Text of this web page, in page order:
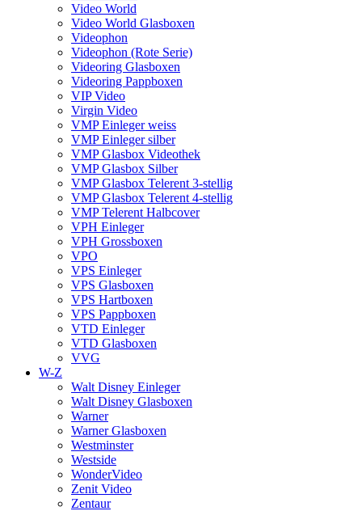
Video World
Video World Glasboxen
Videophon
Videophon (Rote Serie)
Videoring Glasboxen
Videoring Pappboxen
VIP Video
Virgin Video
VMP Einleger weiss
VMP Einleger silber
VMP Glasbox Videothek
VMP Glasbox Silber
VMP Glasbox Telerent 3-stellig
VMP Glasbox Telerent 4-stellig
VMP Telerent Halbcover
VPH Einleger
VPH Grossboxen
VPO
VPS Einleger
VPS Glasboxen
VPS Hartboxen
VPS Pappboxen
VTD Einleger
VTD Glasboxen
VVG
W-Z
Walt Disney Einleger
Walt Disney Glasboxen
Warner
Warner Glasboxen
Westminster
Westside
WonderVideo
Zenit Video
Zentaur